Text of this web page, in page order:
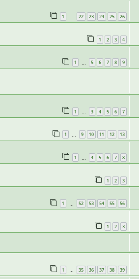
1 … 22 23 24 25 26
1 2 3 4
1 5 6 7 8 9
1 … 3 4 5 6 7
1 9 10 11 12 13
1 4 5 6 7 8
1 2 3
1 52 53 54 55 56
1 2 3
1 … 35 36 37 38 39